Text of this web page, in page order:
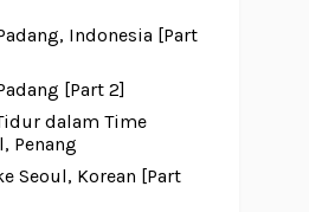
Indonesia [Part
[Part 2]
dalam Time
Penang
Seoul, Korean [Part